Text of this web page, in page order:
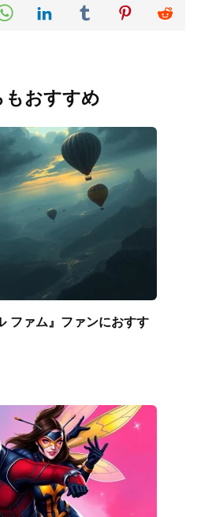
もおすすめ
ファム』ファンにおすす